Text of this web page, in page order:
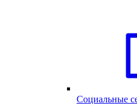
Социальные